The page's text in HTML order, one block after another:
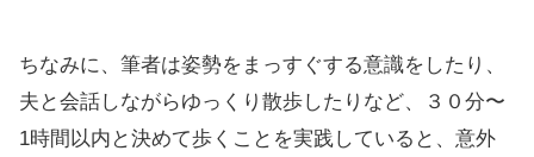
ちなみに、筆者は姿勢をまっすぐする意識をしたり、
夫と会話しながらゆっくり散歩したりなど、３０分〜
1時間以内と決めて歩くことを実践していると、意外